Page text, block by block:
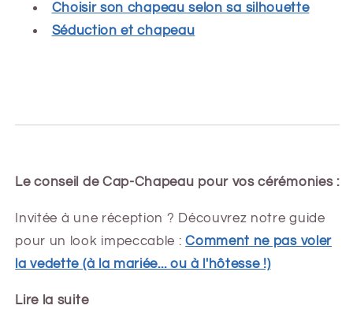
Choisir son chapeau selon sa silhouette
Séduction et chapeau
Le conseil de Cap-Chapeau pour vos cérémonies :
Invitée à une réception ? Découvrez notre guide
pour un look impeccable :Comment ne pas voler
la vedette (à la mariée... ou à l'hôtesse !)
Lire la suite